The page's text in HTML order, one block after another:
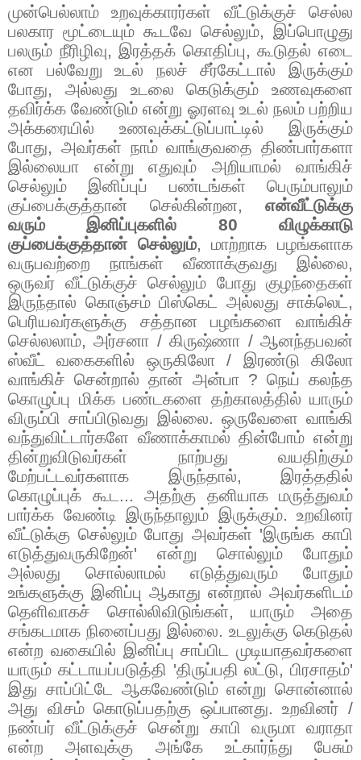
முன்பெல்லாம் உறவுக்காரர்கள் வீட்டுக்குச் செல்ல
பலகார மூட்டையும் கூடவே செல்லும், இப்பொழுது
பலரும் நீரிழிவு, இரத்தக் கொதிப்பு,கூடுதல் எடை
என பல்வேறு உடல் நலச் சீர்கேட்டால் இருக்கும்
போது, அல்லது உடலை கெடுக்கும் உணவுகளை
தவிர்க்க வேண்டும் என்று ஓரளவு உடல் நலம் பற்றிய
அக்கரையில் உணவுக்கட்டுப்பாட்டில் இருக்கும்
போது, அவர்கள் நாம் வாங்குவதை திண்பார்களா
இல்லையா என்று எதுவும் அறியாமல் வாங்கிச்
செல்லும் இனிப்புப் பண்டங்கள் பெரும்பாலும்
குப்பைக்குத்தான் செல்கின்றன, என்வீட்டுக்கு
வரும் இனிப்புகளில் 80 விழுக்காடு
குப்பைக்குத்தான் செல்லும்,மாற்றாக பழங்களாக
வருபவற்றை நாங்கள் வீணாக்குவது இல்லை,
ஒருவர் வீட்டுக்குச் செல்லும் போது குழந்தைகள்
இருந்தால் கொஞ்சம் பிஸ்கெட் அல்லது சாக்லெட் ,
பெரியவர்களுக்கு சத்தான பழங்களை வாங்கிச்
செல்லலாம்,அர்சனா / கிருஷ்ணா / ஆனந்தபவன்
ஸ்வீட் வகைகளில் ஒருகிலோ / இரண்டு கிலோ
வாங்கிச் சென்றால் தான் அன்பா ? நெய் கலந்த
கொழுப்பு மிக்க பண்டகளை தற்காலத்தில் யாரும்
விரும்பி சாப்பிடுவது இல்லை. ஒருவேளை வாங்கி
வந்துவிட்டார்களே வீணாக்காமல் தின்போம் என்று
தின்றுவிடுவர்கள் நாற்பது வயதிற்கும்
மேற்பட்டவர்களாக இருந்தால், இரத்ததில்
கொழுப்புக் கூட... அதற்கு தனியாக மருத்துவம்
பார்க்க வேண்டி இருந்தாலும் இருக்கும். உறவினர்
வீட்டுக்கு செல்லும் போது அவர்கள் 'இருங்க காபி
எடுத்துவருகிறேன்' என்று சொல்லும் போதும்
அல்லது சொல்லாமல் எடுத்துவரும் போதும்
உங்களுக்கு இனிப்பு ஆகாது என்றால் அவர்களிடம்
தெளிவாகச் சொல்லிவிடுங்கள், யாரும் அதை
சங்கடமாக நினைப்பது இல்லை. உடலுக்கு கெடுதல்
என்ற வகையில் இனிப்பு சாப்பிட முடியாதவர்களை
யாரும் கட்டாயப்படுத்தி 'திருப்பதி லட்டு, பிரசாதம்'
இது சாப்பிட்டே ஆகவேண்டும் என்று சொன்னால்
அது விசம் கொடுப்பதற்கு ஒப்பானது. உறவினர் /
நண்பர் வீட்டுக்குச் சென்று காபி வருமா வராதா
என்ற அளவுக்கு அங்கே உட்கார்ந்து பேசும்